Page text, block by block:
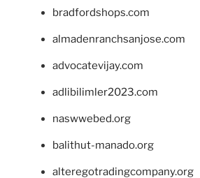
bradfordshops.com
almadenranchsanjose.com
advocatevijay.com
adlibilimler2023.com
naswwebed.org
balithut-manado.org
alteregotradingcompany.org